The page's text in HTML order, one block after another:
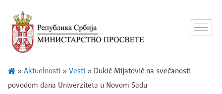
» Aktuelnosti» Vesti» Dukić Mijatović na svečanosti
povodom dana Univerziteta u Novom Sadu